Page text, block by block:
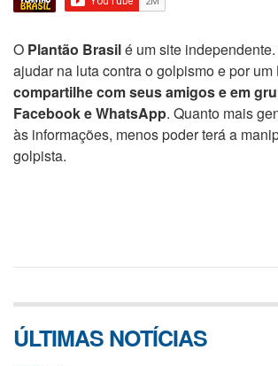
O Plantão Brasilé um site
ajudar na luta contra o golpismo e por um
compartilhe com seus amigos e em
Facebook e WhatsApp. Quanto mais
às informações, menos poder terá a
golpista.
ÚLTIMAS NOTÍCIAS